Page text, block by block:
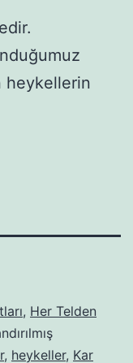
heykellerin
, Her Telden
, heykeller, Kar